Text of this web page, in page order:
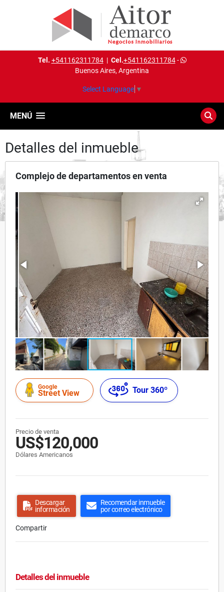
Tel. +541162311784| Cel.+541162311784-
Buenos Aires, Argentina
Select Language ▼
MENÚ
Detalles del inmueble
Complejo de departamentos en venta
Google
Street View Tour 360º
Precio de venta
US$120,000
Dólares Americanos
Descargar
información
Recomendar inmueble
por correo electrónico
Compartir
Detalles del inmueble